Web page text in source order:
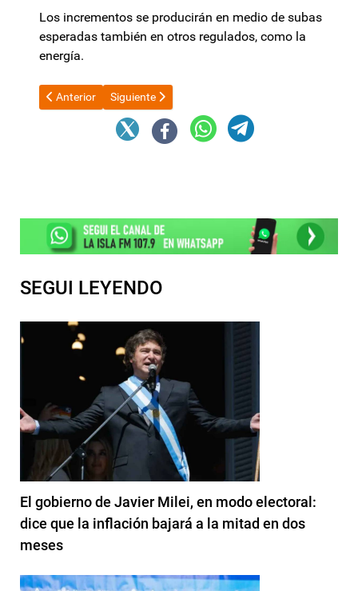
Los incrementos se producirán en medio de subas
esperadas también en otros regulados, como la
energía.
Artículo anterior: Niederle visitó Telaritos
Anterior Artículo siguiente: Javier Milei encabezó la
Siguiente
SEGUI LEYENDO
El gobierno de Javier Milei, en modo electoral:
dice que la inflación bajará a la mitad en dos
meses